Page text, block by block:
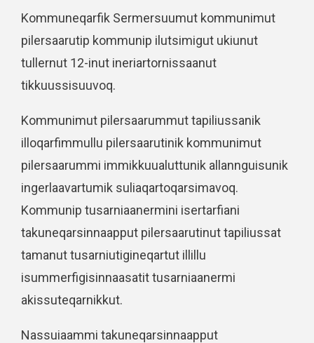
Kommuneqarfik Sermersuumut kommunimut
pilersaarutip kommunip ilutsimigut ukiunut
tullernut 12-inut ineriartornissaanut
tikkuussisuuvoq.
Kommunimut pilersaarummut tapiliussanik
illoqarfimmullu pilersaarutinik kommunimut
pilersaarummi immikkuualuttunik allannguisunik
ingerlaavartumik suliaqartoqarsimavoq.
Kommunip tusarniaanermini isertarfiani
takuneqarsinnaapput pilersaarutinut tapiliussat
tamanut tusarniutigineqartut illillu
isummerfigisinnaasatit tusarniaanermi
akissuteqarnikkut.
Nassuiaammi takuneqarsinnaapput